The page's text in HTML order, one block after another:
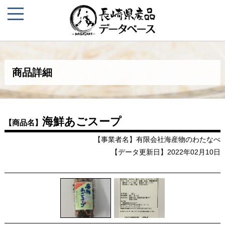
商品詳細
【商品名】 海鮮あごスープ
【事業者名】有限会社海産物のわたなべ
【データ更新日】2022年02月10日